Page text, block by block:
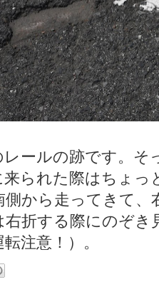
レールの跡です。そ
来られた際はちょっ
側から走ってきて、
右折する際にのぞ
注意！）。